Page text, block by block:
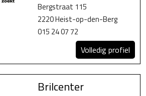
Bergstraat 115
2220 Heist-op-den-Berg
015 24 07 72
Volledig profiel
Brilcenter